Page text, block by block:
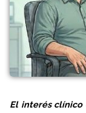
El interés clínico